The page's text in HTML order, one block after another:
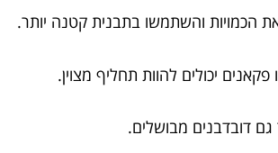
הכמויות והשתמשו בתבנית קטנה יותר.
פקאנים יכולים להוות תחליף מצוין.
דובדבנים מבושלים.